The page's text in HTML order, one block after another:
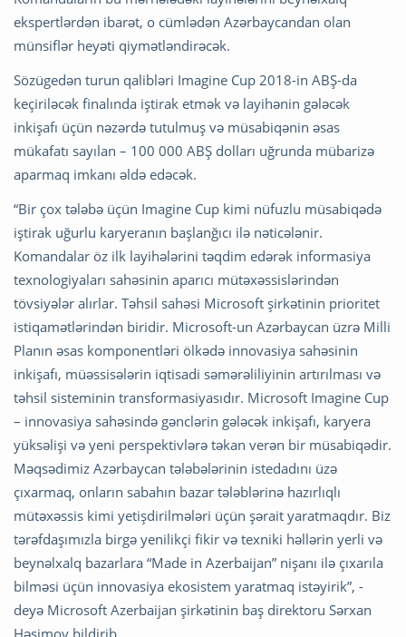
ekspertlərdən ibarət, o cümlədən Azərbaycandan olan
münsiflər heyəti qiymətləndirəcək.
Sözügedən turun qalibləri Imagine Cup 2018-in ABŞ-da
keçiriləcək finalında iştirak etmək və layihənin gələcək
inkişafı üçün nəzərdə tutulmuş və müsabiqənin əsas
mükafatı sayılan – 100 000 ABŞ dolları uğrunda mübarizə
aparmaq imkanı əldə edəcək.
“Bir çox tələbə üçün Imagine Cup kimi nüfuzlu müsabiqədə
iştirak uğurlu karyeranın başlanğıcı ilə nəticələnir.
Komandalar öz ilk layihələrini təqdim edərək informasiya
texnologiyaları sahəsinin aparıcı mütəxəssislərindən
tövsiyələr alırlar. Təhsil sahəsi Microsoft şirkətinin prioritet
istiqamətlərindən biridir. Microsoft-un Azərbaycan üzrə Milli
Planın əsas komponentləri ölkədə innovasiya sahəsinin
inkişafı, müəssisələrin iqtisadi səmərəliliyinin artırılması və
təhsil sisteminin transformasiyasıdır. Microsoft Imagine Cup
– innovasiya sahəsində gənclərin gələcək inkişafı, karyera
yüksəlişi və yeni perspektivlərə təkan verən bir müsabiqədir.
Məqsədimiz Azərbaycan tələbələrinin istedadını üzə
çıxarmaq, onların sabahın bazar tələblərinə hazırlıqlı
mütəxəssis kimi yetişdirilmələri üçün şərait yaratmaqdır. Biz
tərəfdaşımızla birgə yenilikçi fikir və texniki həllərin yerli və
beynəlxalq bazarlara “Made in Azerbaijan” nişanı ilə çıxarıla
bilməsi üçün innovasiya ekosistem yaratmaq istəyirik”, -
deyə Microsoft Azerbaijan şirkətinin baş direktoru Sərxan